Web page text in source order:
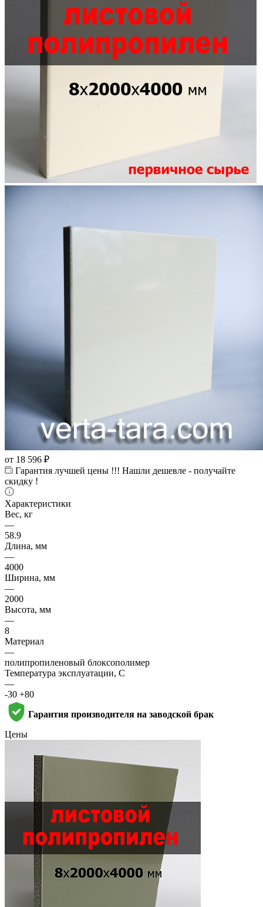
от 18 596 ₽
Гарантия лучшей цены !!! Нашли дешевле - получайте
скидку !
Характеристики
Вес, кг
—
58.9
Длина, мм
—
4000
Ширина, мм
—
2000
Высота, мм
—
8
Материал
—
полипропиленовый блоксополимер
Температура эксплуатации, С
—
-30 +80
Гарантия производителя на заводской брак
Цены